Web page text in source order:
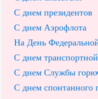
С днем президентов
С днем Аэрофлота
На День
С днем
С днем Службы
С днем спонтанного